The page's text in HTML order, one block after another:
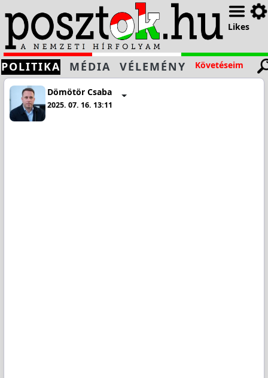
Likes
POLITIKA MÉDIA VÉLEMÉNY Követéseim
Dömötör Csaba
2025. 07. 16. 13:11